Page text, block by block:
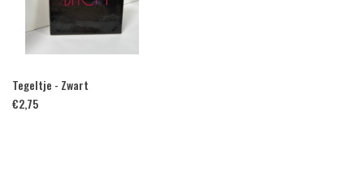
Tegeltje - Zwart
€2,75